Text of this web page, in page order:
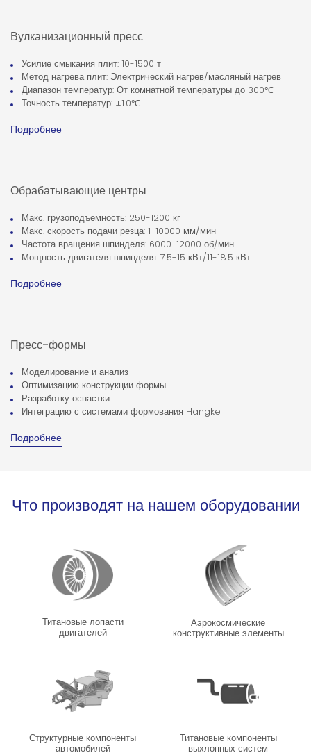
Вулканизационный пресс
Усилие смыкания плит: 10-1500 т
Метод нагрева плит: Электрический нагрев/масляный нагрев
Диапазон температур: От комнатной температуры до 300℃
Точность температур: ±1.0℃
Подробнее
Обрабатывающие центры
Макс. грузоподъемность: 250-1200 кг
Макс. скорость подачи резца: 1-10000 мм/мин
Частота вращения шпинделя: 6000-12000 об/мин
Мощность двигателя шпинделя: 7.5-15 кВт/11-18.5 кВт
Подробнее
Пресс-формы
Моделирование и анализ
Оптимизацию конструкции формы
Разработку оснастки
Интеграцию с системами формования Hangke
Подробнее
Что производят на нашем оборудовании
Титановые лопасти
двигателей
Аэрокосмические
конструктивные элементы
Структурные компоненты
автомобилей
Титановые компоненты
выхлопных систем